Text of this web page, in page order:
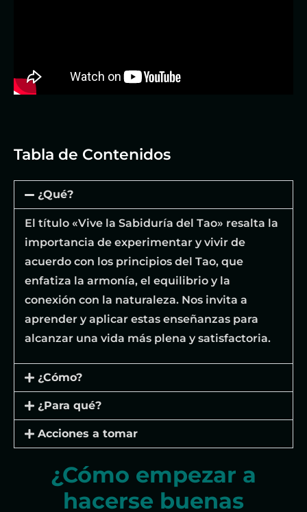
Tabla de Contenidos
¿Qué?
El título «Vive la Sabiduría del Tao» resalta la
importancia de experimentar y vivir de
acuerdo con los principios del Tao, que
enfatiza la armonía, el equilibrio y la
conexión con la naturaleza. Nos invita a
aprender y aplicar estas enseñanzas para
alcanzar una vida más plena y satisfactoria.
¿Cómo?
¿Para qué?
Acciones a tomar
¿Cómo empezar a
hacerse buenas